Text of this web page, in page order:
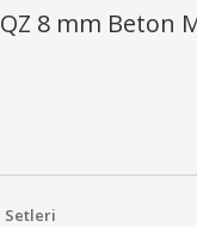
8 mm Beton
Setleri